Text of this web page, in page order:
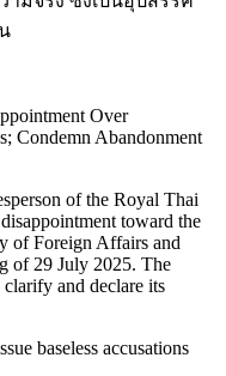
Over
Condemn Abandonment
of the Royal Thai
toward the
of Foreign Affairs and
of 29 July 2025. The
and declare its
baseless accusations